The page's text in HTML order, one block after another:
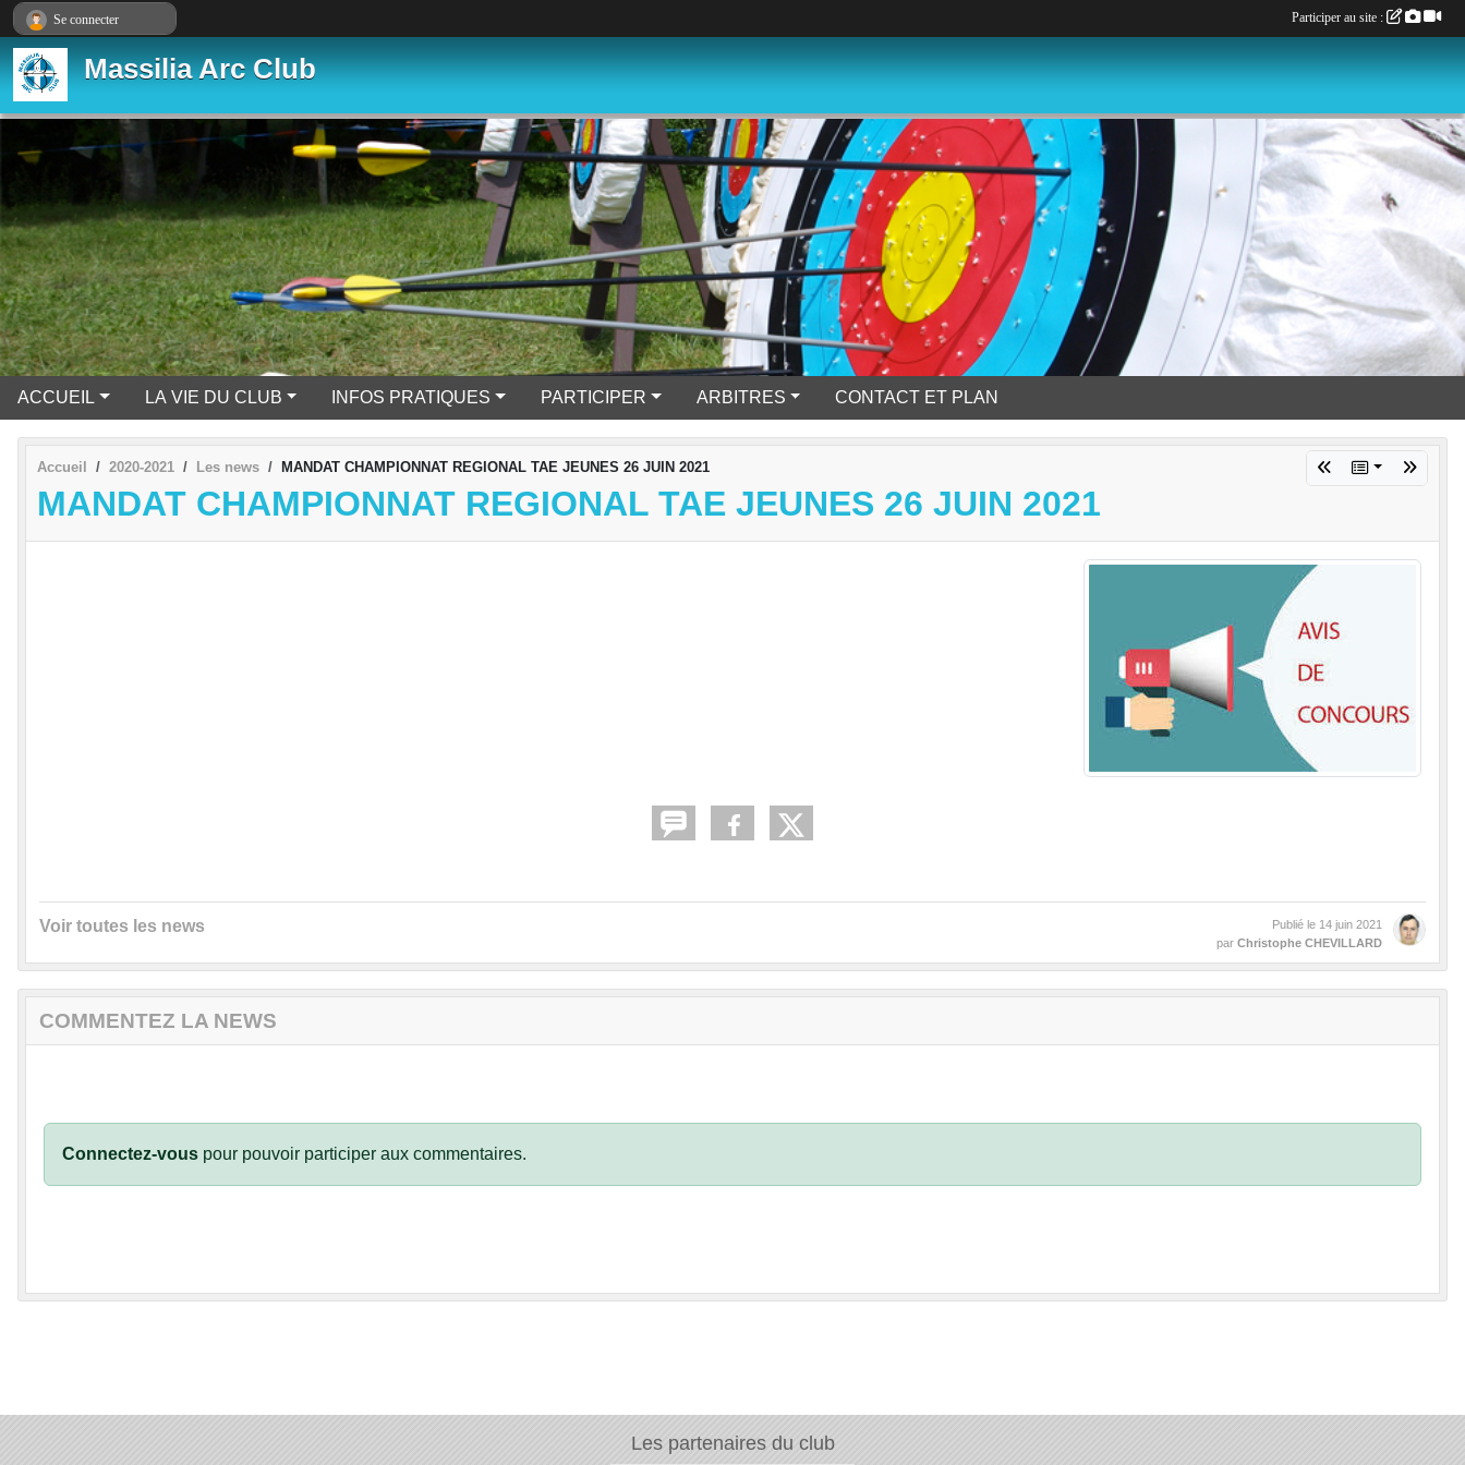
Massilia Arc Club
ACCUEIL LA VIE DU CLUB INFOS PRATIQUES PARTICIPER ARBITRES CONTACT ET PLAN
Accueil 2020-2021 Les news MANDAT CHAMPIONNAT REGIONAL TAE JEUNES 26 JUIN 2021
MANDAT CHAMPIONNAT REGIONAL TAE JEUNES 26 JUIN 2021
Voir toutes les news Publié le 14 juin 2021
par Christophe CHEVILLARD
COMMENTEZ LA NEWS
Connectez-vous pour pouvoir participer aux commentaires.
Les partenaires du club
Se connecter Participer au site :
Panneau de gestion des cookies